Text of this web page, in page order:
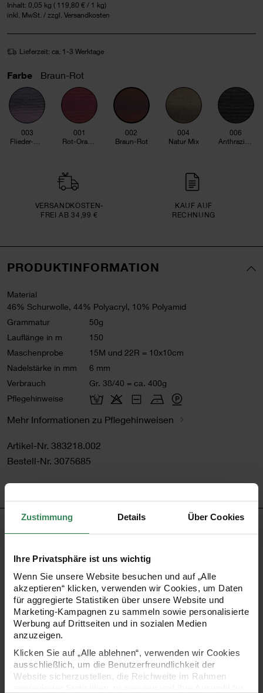
Zustimmung Details Über Cookies
Ihre Privatsphäre ist uns wichtig
Wenn Sie unsere Website besuchen und auf „Alle
akzeptieren“ klicken, verwenden wir Cookies, um Daten
für aggregierte Statistiken über unsere Website und
Marketing-Kampagnen zu sammeln sowie personalisierte
Werbung auf Drittseiten und in sozialen Medien
anzuzeigen.
Klicken Sie auf „Alle ablehnen“, verwenden wir Cookies
ausschließlich, um die Benutzerfreundlichkeit der
Website sicherzustellen, die Reichweite im Rahmen
Inhalt: 0,05 kg ( 119,80 € / 1 kg)
inkl. MwSt. / zzgl. Versandkosten
Lieferzeit: ca. 1-3 Werktage
Farbe Braun-Rot
003
001
Rot-Orange
002
Braun-Rot
004
Natur Mix
006
VERSAND­KOSTEN­
FREI AB 34,99 €
KAUF AUF
RECHNUNG
PRODUKTINFORMATION
Material
46% Schurwolle, 44% Polyacryl, 10% Polyamid
Grammatur
50g
Lauflänge in m
150
Maschenprobe
15M und 22R = 10x10cm
Nadelstärke in mm
6 mm
Verbrauch
Gr. 38/40 = ca. 400g
Pflegehinweise
Mehr Informationen zu Pflegehinweisen
Artikel-Nr. 383218.002
Bestell-Nr. 3075685
Ansprechende Strickstücke mit fröhlichen Streifen
entstehen durch die Schurwollmischung Creative Light
Melange von Rico Design. Der leichte, weiche Faden lässt
sich gut verarbeiten und führt dadurch schnell zu tollen
Ergebnissen.
Zusammensetzung: 46% Schurwolle, 44% Polyacryl und
10% Polyamid